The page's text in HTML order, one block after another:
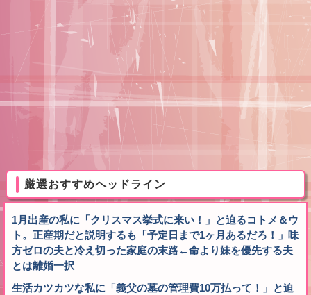
厳選おすすめヘッドライン
1月出産の私に「クリスマス挙式に来い！」と迫るコトメ＆ウ
ト。正産期だと説明するも「予定日まで1ヶ月あるだろ！」味
方ゼロの夫と冷え切った家庭の末路←命より妹を優先する夫
とは離婚一択
生活カツカツな私に「義父の墓の管理費10万払って！」と迫